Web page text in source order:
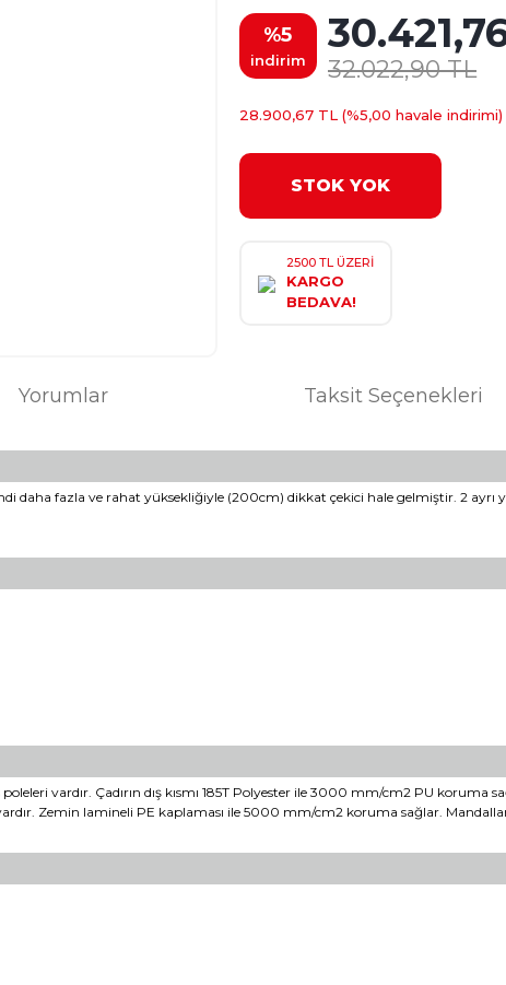
%5
indirim 32.022,90 TL
28.900,67 TL (%5,00 havale indirimi)
STOK YOK
2500 TL ÜZERİ
KARGO
BEDAVA!
Yorumlar Taksit Seçenekleri
daha fazla ve rahat yüksekliğiyle (200cm) dikkat çekici hale gelmiştir. 2 ayrı
vardır. Çadırın dış kısmı 185T Polyester ile 3000 mm/cm2 PU koruma
Zemin lamineli PE kaplaması ile 5000 mm/cm2 koruma sağlar.